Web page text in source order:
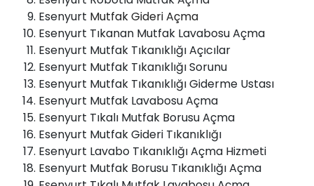
Esenyurt Mutfak Gideri Açma
Esenyurt Tıkanan Mutfak Lavabosu Açma
Esenyurt Mutfak Tıkanıklığı Açıcılar
Esenyurt Mutfak Tıkanıklığı Sorunu
Esenyurt Mutfak Tıkanıklığı Giderme Ustası
Esenyurt Mutfak Lavabosu Açma
Esenyurt Tıkalı Mutfak Borusu Açma
Esenyurt Mutfak Gideri Tıkanıklığı
Esenyurt Lavabo Tıkanıklığı Açma Hizmeti
Esenyurt Mutfak Borusu Tıkanıklığı Açma